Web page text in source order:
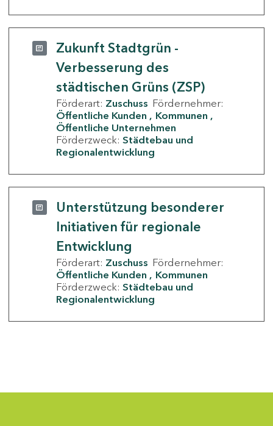
Zukunft Stadtgrün -
Verbesserung des
städtischen Grüns (ZSP)
Förderart: Zuschuss Fördernehmer:
Öffentliche Kunden
Kommunen
Öffentliche Unternehmen
Förderzweck: Städtebau und
Regionalentwicklung
Unterstützung besonderer
Initiativen für regionale
Entwicklung
Förderart: Zuschuss Fördernehmer:
Öffentliche Kunden
Kommunen
Förderzweck: Städtebau und
Regionalentwicklung